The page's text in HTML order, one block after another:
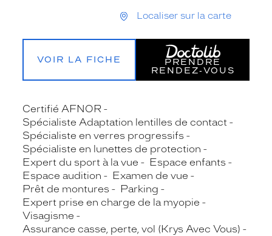
Localiser sur la carte
VOIR LA FICHE
PRENDRE
RENDEZ‑VOUS
Certifié AFNOR
Spécialiste Adaptation lentilles de contact
Spécialiste en verres progressifs
Spécialiste en lunettes de protection
Expert du sport à la vue
Espace enfants
Espace audition
Examen de vue
Prêt de montures
Parking
Expert prise en charge de la myopie
Visagisme
Assurance casse, perte, vol (Krys Avec Vous)